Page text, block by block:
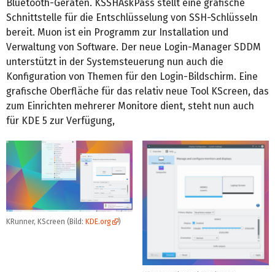
Bluetooth-Geräten. KSSHAskPass stellt eine grafische
Schnittstelle für die Entschlüsselung von SSH-Schlüsseln
bereit. Muon ist ein Programm zur Installation und
Verwaltung von Software. Der neue Login-Manager SDDM
unterstützt in der Systemsteuerung nun auch die
Konfiguration von Themen für den Login-Bildschirm. Eine
grafische Oberfläche für das relativ neue Tool KScreen, das
zum Einrichten mehrerer Monitore dient, steht nun auch
für KDE 5 zur Verfügung,
KRunner, KScreen (Bild: KDE.org )